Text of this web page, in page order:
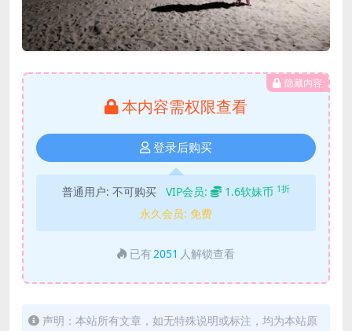
隐藏内容
本内容需权限查看
登录后购买
普通用户: 不可购买 VIP会员: 1.6软妹币 1折
永久会员: 免费
已有2051 人解锁查看
声明：本站所有文章，如无特殊说明或标注，均为本站原